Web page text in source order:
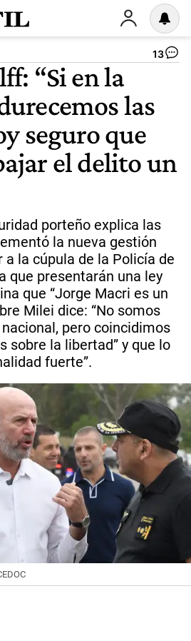
13
“Si en la
las
seguro que
el delito un
porteño explica las
la nueva gestión
a la cúpula de la Policía de
que presentarán una ley
que “Jorge Macri es un
Milei dice: “No somos
pero coincidimos
sobre la libertad” y que lo
fuerte”.